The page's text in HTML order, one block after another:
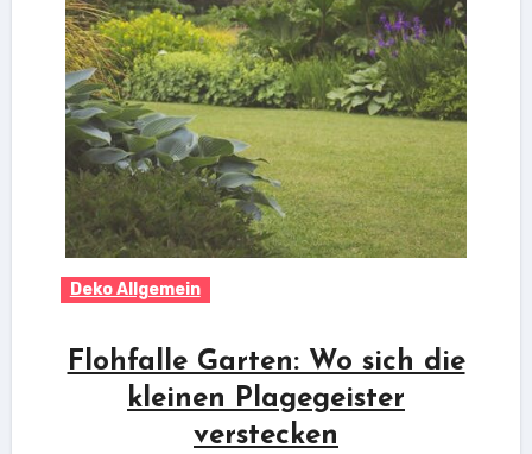
Deko Allgemein
Flohfalle Garten: Wo sich die
kleinen Plagegeister
verstecken